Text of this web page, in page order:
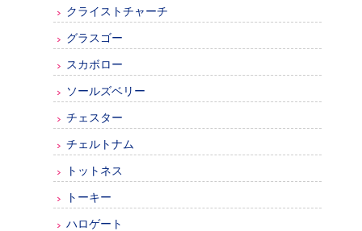
クライストチャーチ
グラスゴー
スカボロー
ソールズベリー
チェスター
チェルトナム
トットネス
トーキー
ハロゲート